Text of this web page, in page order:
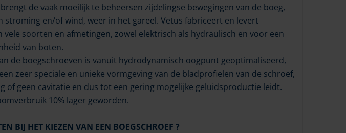
de vaak moeilijk te beheersen zijdelingse bewegingen van de boeg,
stroming en/of wind, weer in het gareel. Vetus fabriceert en levert
vele soorten en afmetingen, zowel elektrisch als hydraulisch en voor een
van boten.
de boegschroeven is vanuit hydrodynamisch oogpunt geoptimaliseerd,
zeer speciale en unieke vormgeving van de bladprofielen van de schroef,
of geen cavitatie en dus tot een gering mogelijke geluidsproductie leidt.
10% lager geworden.
BIJ HET KIEZEN VAN EEN BOEGSCHROEF ?